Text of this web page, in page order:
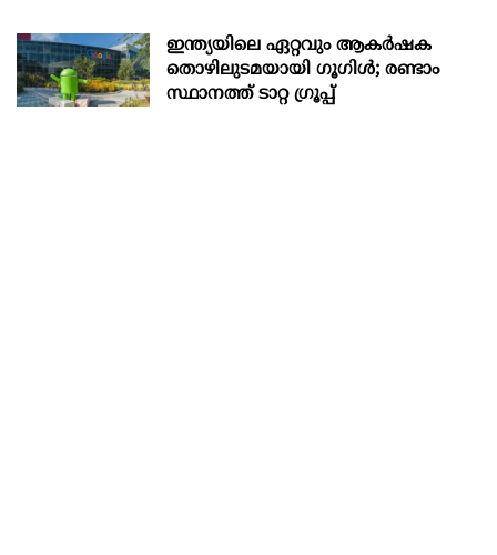
ഇന്ത്യയിലെ ഏറ്റവും ആകര്‍ഷക
തൊഴിലുടമയായി ഗൂഗിള്‍; രണ്ടാം
സ്ഥാനത്ത് ടാറ്റ ഗ്രൂപ്പ്